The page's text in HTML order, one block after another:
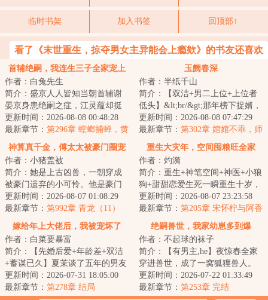
临时书架 加入书签 回顶部↑
看了《末世重生，掠夺男女主异能会上瘾欸》的书友还喜欢
首辅绝嗣，我连生三子全家宠上
天
作者：白兔先生
简介：盛京人人皆知当朝首辅谢
晏京身患绝嗣之症，江灵蕴却挺
着孕肚上找上门来，还说怀的是
谢晏京的孩子，...
更新时间：2026-08-08 00:48:28
最新章节： 第296章 螳螂捕蝉，黄
雀在后
玉阙春深
作者：半纸千山
简介：【双洁+男二上位+上位者
低头】&lt;br/&gt;那年榜下捉婿，
柳韫玉遥遥一指，点中了一无所
有的清贫书...
更新时间：2026-08-08 07:47:29
最新章节： 第302章 婠婠不乖，师
叔要罚你了
神算真千金，傅太太被豪门圈宠
作者：小猪盖被
简介：她是上古凶兽，一朝穿成
被豪门遗弃的小可怜。他是豪门
贵子，血煞缠身病弱植物人，注
定活不过仨月。...
更新时间：2026-08-07 01:08:29
最新章节： 第992章 青龙（11）
重生大灾年，空间囤粮旺全家
作者：灼漪
简介：重生+神笔空间+神医+小狼
狗+甜甜恋爱生死一瞬重生十岁，
惊喜发现娘还活着，弟弟还没养
歪，一切都还...
更新时间：2026-08-07 23:23:58
最新章节： 第205章 宋怀柠与阿香
的重逢
嫁给年上大佬后，我被宠坏了
作者：白菜要暴富
简介：【先婚后爱+年龄差+双洁
+蓄谋已久】夏茉谈了五年的男友
出轨，捉奸在床。未成年闺蜜大
手一挥，找来...
更新时间：2026-07-31 18:05:00
最新章节： 第278章 结局
绝嗣兽世，我家幼崽多到爆
作者：不起球的袜子
简介：【有男主,he】夜惊春全家
穿进兽世，成了一窝狐狸兽人。
好消息：全家都有手艺。养殖场
的爸，喂猪杀...
更新时间：2026-07-22 01:33:49
最新章节： 第253章 完结